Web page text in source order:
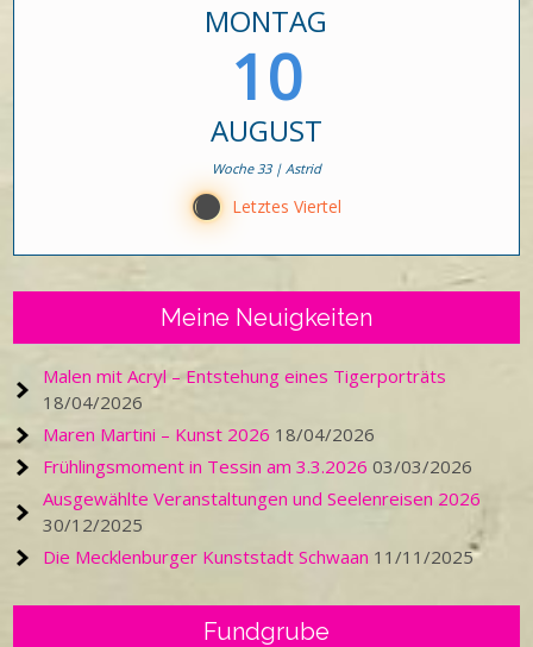
MONTAG
10
AUGUST
Woche 33 | Astrid
Y Letztes Viertel
Meine Neuigkeiten
Malen mit Acryl – Entstehung eines Tigerporträts
18/04/2026
Maren Martini – Kunst 2026 18/04/2026
Frühlingsmoment in Tessin am 3.3.2026 03/03/2026
Ausgewählte Veranstaltungen und Seelenreisen 2026
30/12/2025
Die Mecklenburger Kunststadt Schwaan 11/11/2025
Fundgrube